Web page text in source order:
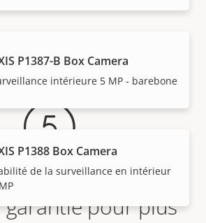
P1387-B Box Camera
intérieure 5 MP - barebone
P1388 Box Camera
de la surveillance en intérieur
garantie pour plus